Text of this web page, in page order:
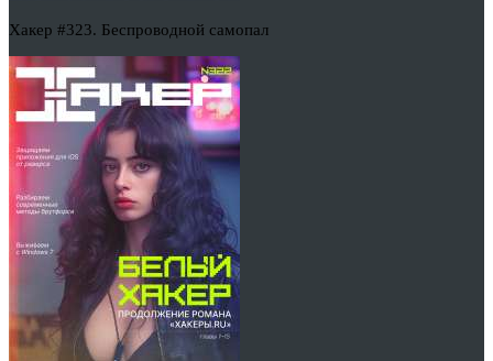
Хакер #323. Беспроводной самопал